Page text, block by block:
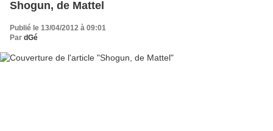
Shogun, de Mattel
Publié le 13/04/2012 à 09:01
Par dGé